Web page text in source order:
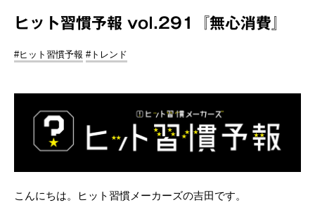
ヒット習慣予報 vol.291『無心消費』
#ヒット習慣予報 #トレンド
こんにちは。ヒット習慣メーカーズの吉田です。